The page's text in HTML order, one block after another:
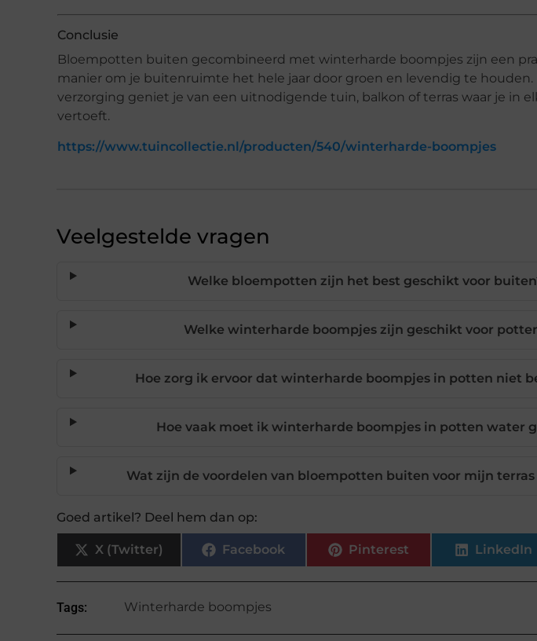
Conclusie
Bloempotten buiten gecombineerd met winterharde boompjes zijn een
manier om je buitenruimte het hele jaar door groen en levendig te houden.
verzorging geniet je van een uitnodigende tuin, balkon of terras waar je in
vertoeft.
https://www.tuincollectie.nl/producten/540/winterharde-boompjes
Veelgestelde vragen
Welke bloempotten zijn het best geschikt voor
Welke winterharde boompjes zijn geschikt voor
Hoe zorg ik ervoor dat winterharde boompjes in potten niet
Hoe vaak moet ik winterharde boompjes in potten water
Wat zijn de voordelen van bloempotten buiten voor mijn terras
Goed artikel? Deel hem dan op:
X (Twitter) Facebook Pinterest LinkedIn
Tags: Winterharde boompjes